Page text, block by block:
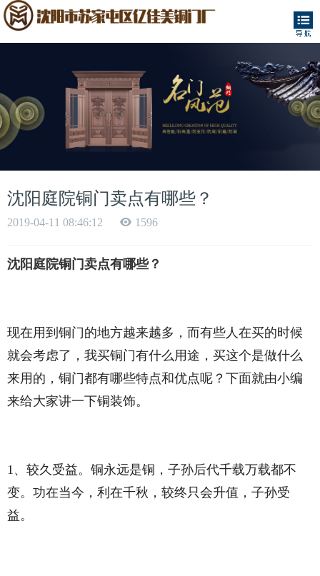
沈阳庭院铜门卖点有哪些？​
2019-04-11 08:46:12 1596
沈阳庭院铜门卖点有哪些？
现在用到铜门的地方越来越多，而有些人在买的时候
就会考虑了，我买铜门有什么用途，买这个是做什么
来用的，铜门都有哪些特点和优点呢？下面就由小编
来给大家讲一下铜装饰。
1、较久受益。铜永远是铜，子孙后代千载万载都不
变。功在当今，利在千秋，较终只会升值，子孙受
益。